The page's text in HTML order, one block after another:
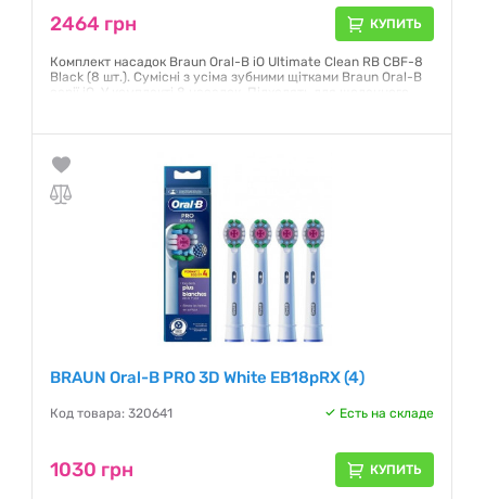
2464 грн КУПИТЬ
Комплект насадок Braun Oral-B iO Ultimate Clean RB CBF-8
Black (8 шт.). Сумісні з усіма зубними щітками Braun Oral-B
серії iO. У комплекті 8 насадок. Підходять для щоденного
Гарантия:12 месяцев
BRAUN Oral-B PRO 3D White EB18pRX (4)
Код товара: 320641 Есть на складе
1030 грн КУПИТЬ